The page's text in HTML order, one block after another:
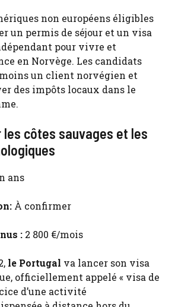
non européens éligibles
un permis de séjour et un visa
pour vivre et
en Norvège. Les candidats
un client norvégien et
des impôts locaux dans le
les côtes sauvages et les
ans
À confirmer
: 2 800 €/mois
le Portugal va lancer son visa
officiellement appelé « visa de
d’une activité